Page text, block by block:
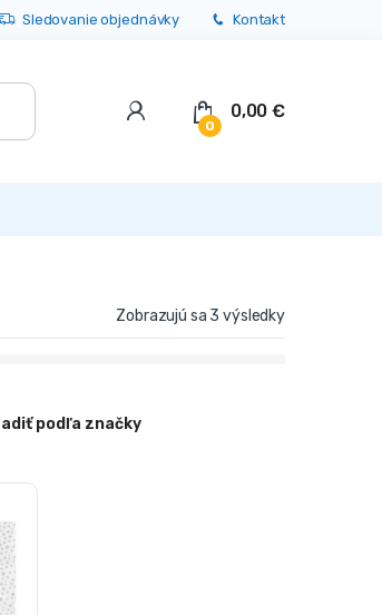
Sledovanie objednávky Kontakt
0
0,00€
Zobrazujú sa 3 výsledky
podľa značky